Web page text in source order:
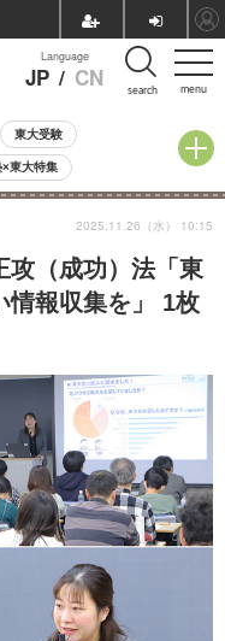
menu
Language
JP / CN search
東大受験
×東大特集
小学校受験
人気記事
生向け） ランキング
攻（成功）法「東
情報収集を」 1枚
2025.11.26（水） 10:15